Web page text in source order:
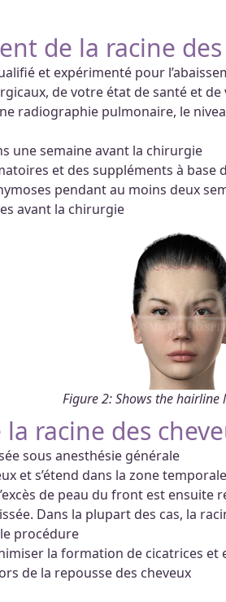
de la racine
et expérimenté pour
de votre état de santé et
radiographie pulmonaire, le
une semaine avant la chirurgie
et des suppléments à base
pendant au moins deux
avant la chirurgie
Figure 2: Shows the hairline
racine des
sous anesthésie générale
et s’étend dans la zone
de peau du front est ensuite
Dans la plupart des cas, la
procédure
la formation de cicatrices et
de la repousse des cheveux